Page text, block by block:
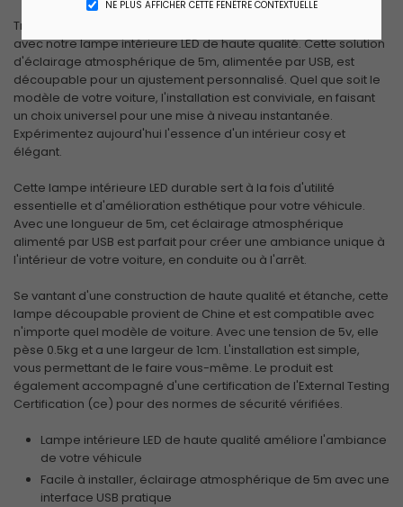
NE PLUS AFFICHER CETTE FENÊTRE CONTEXTUELLE
Transformez l'intérieur de votre voiture en un espace captivant
avec notre lampe intérieure LED de haute qualité. Cette solution
d'éclairage atmosphérique de 5m, alimentée par USB, est
découpable pour un ajustement personnalisé. Quel que soit le
modèle de votre voiture, l'installation est conviviale, en faisant
un choix universel pour une mise à niveau instantanée.
Expérimentez aujourd'hui l'essence d'un intérieur cosy et
élégant.
Cette lampe intérieure LED durable sert à la fois d'utilité
essentielle et d'amélioration esthétique pour votre véhicule.
Avec une longueur de 5m, cet éclairage atmosphérique
alimenté par USB est parfait pour créer une ambiance unique à
l'intérieur de votre voiture, en conduite ou à l'arrêt.
Se vantant d'une construction de haute qualité et étanche, cette
lampe découpable provient de Chine et est compatible avec
n'importe quel modèle de voiture. Avec une tension de 5v, elle
pèse 0.5kg et a une largeur de 1cm. L'installation est simple,
vous permettant de le faire vous-même. Le produit est
également accompagné d'une certification de l'External Testing
Certification (ce) pour des normes de sécurité vérifiées.
Lampe intérieure LED de haute qualité améliore l'ambiance
de votre véhicule
Facile à installer, éclairage atmosphérique de 5m avec une
interface USB pratique